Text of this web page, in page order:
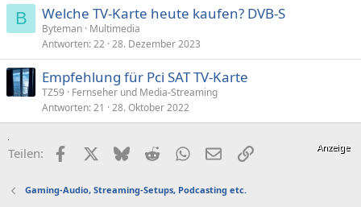
B Welche TV-Karte heute kaufen? DVB-S
Byteman Multimedia
Antworten 22 28. Dezember 2023
Empfehlung für Pci SAT TV-Karte
TZ59
Fernseher und Media-Streaming
Antworten 21 28. Oktober 2022
Teilen: FacebookX (Twitter)
BlueskyRedditWhatsApp
E-MailLink
Gaming-Audio, Streaming-Setups, Podcasting etc.